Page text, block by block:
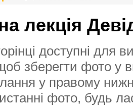
лекція
доступні для
зберегти фото у
у правому
фото, будь